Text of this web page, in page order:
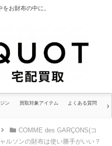
お財布の中に。
ン 買取対象アイテム よくある質問
COMME des GARÇONS(コ
ルソンの財布は使い勝手がいい？